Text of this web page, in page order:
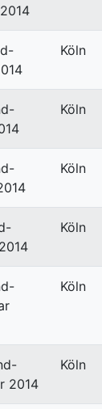
Köln
Köln
Köln
Köln
Köln
2014
Köln